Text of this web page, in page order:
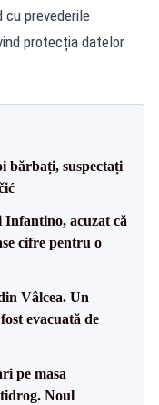
prevederile
protecția datelor
bărbați, suspectați
acuzat că
cifre pentru o
Vâlcea. Un
evacuată de
pe masa
Noul